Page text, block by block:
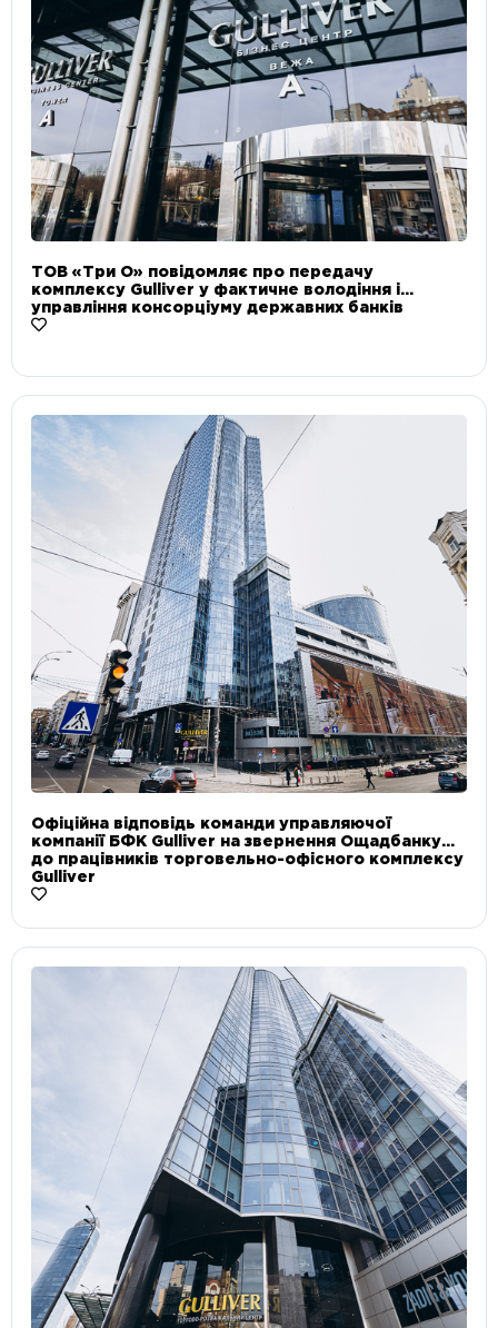
ТОВ «Три О» повідомляє про передачу
комплексу Gulliver у фактичне володіння і
управління консорціуму державних банків
Офіційна відповідь команди управляючої
компанії БФК Gulliver на звернення Ощадбанку
до працівників торговельно-офісного комплексу
Gulliver